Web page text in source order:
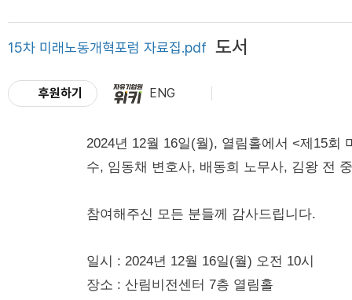
도서
후원하기 ENG
15차 미래노동개혁포럼 자료집.pdf
2024년 12월 16일(월), 열림홀에서 <제15회
수, 임동채 변호사, 배동희 노무사, 김왕 전
참여해주신 모든 분들께 감사드립니다.
일시 : 2024년 12월 16일(월) 오전 10시
장소 : 산림비전센터 7층 열림홀